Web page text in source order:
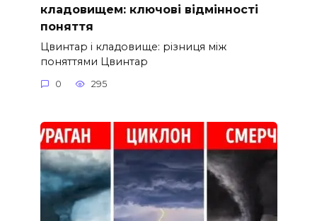
кладовищем: ключові відмінності
поняття
Цвинтар і кладовище: різниця між
поняттями Цвинтар
0 295